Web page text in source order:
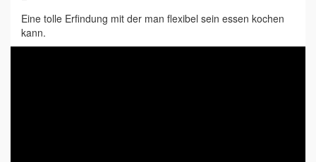
Eine tolle Erfindung mit der man flexibel sein essen kochen
kann.